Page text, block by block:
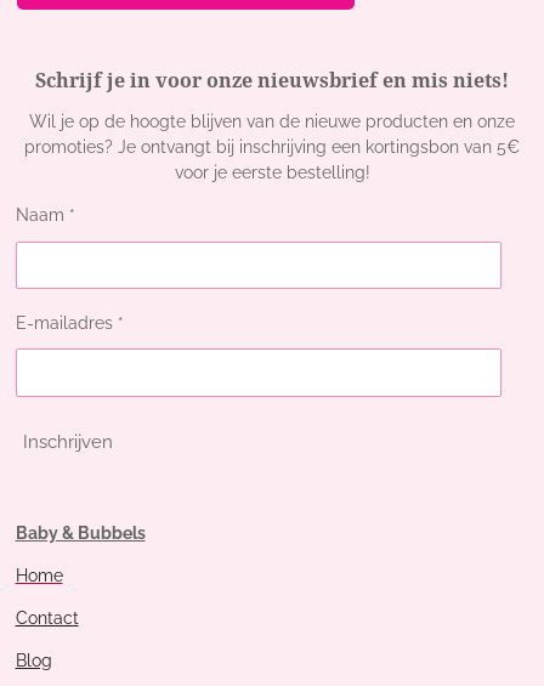
Schrijf je in voor onze nieuwsbrief en mis niets!
Wil je op de hoogte blijven van de nieuwe producten en onze
promoties? Je ontvangt bij inschrijving een kortingsbon van 5€
voor je eerste bestelling!
Naam *
E-mailadres *
Inschrijven
Baby & Bubbels
Home
Contact
Blog